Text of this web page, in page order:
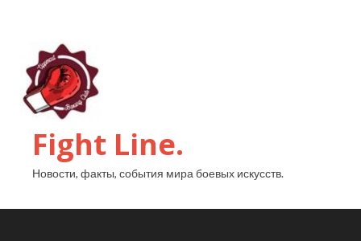
Fight Line.
Новости, факты, события мира боевых искусств.